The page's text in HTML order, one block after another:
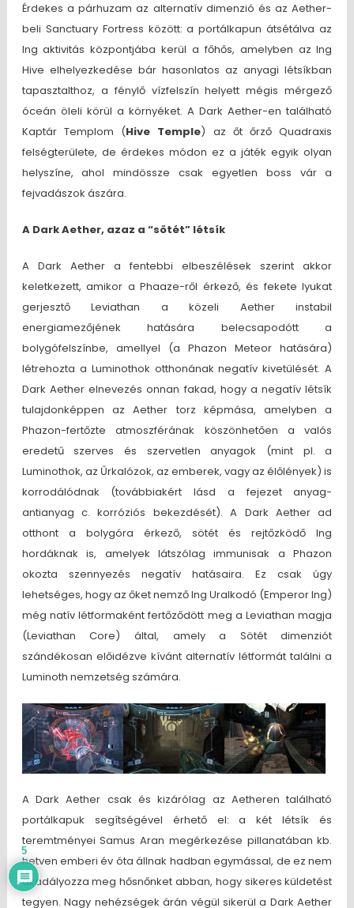
Érdekes a párhuzam az alternatív dimenzió és az Aether-
beli Sanctuary Fortress között: a portálkapun átsétálva az
Ing aktivitás központjába kerül a főhős, amelyben az Ing
Hive elhelyezkedése bár hasonlatos az anyagi létsíkban
tapasztalthoz, a fénylő vízfelszín helyett mégis mérgező
óceán öleli körül a környéket. A Dark Aether-en található
Kaptár Templom (Hive Temple) az őt őrző Quadraxis
felségterülete, de érdekes módon ez a játék egyik olyan
helyszíne, ahol mindössze csak egyetlen boss vár a
fejvadászok ászára.
A Dark Aether, azaz a “sötét” létsík
A Dark Aether a fentebbi elbeszélések szerint akkor
keletkezett, amikor a Phaaze-ről érkező, és fekete lyukat
gerjesztő Leviathan a közeli Aether instabil
energiamezőjének hatására belecsapodótt a
bolygófelszínbe, amellyel (a Phazon Meteor hatására)
létrehozta a Luminothok otthonának negatív kivetülését. A
Dark Aether elnevezés onnan fakad, hogy a negatív létsík
tulajdonképpen az Aether torz képmása, amelyben a
Phazon-fertőzte atmoszférának köszönhetően a valós
eredetű szerves és szervetlen anyagok (mint pl. a
Luminothok, az Űrkalózok, az emberek, vagy az élőlények) is
korrodálódnak (továbbiakért lásd a fejezet anyag-
antianyag c. korróziós bekezdését). A Dark Aether ad
otthont a bolygóra érkező, sötét és rejtőzködő Ing
hordáknak is, amelyek látszólag immunisak a Phazon
okozta szennyezés negatív hatásaira. Ez csak úgy
lehetséges, hogy az őket nemző Ing Uralkodó (Emperor Ing)
még natív létformaként fertőződött meg a Leviathan magja
(Leviathan Core) által, amely a Sötét dimenziót
szándékosan előidézve kívánt alternatív létformát találni a
Luminoth nemzetség számára.
A Dark Aether csak és kizárólag az Aetheren található
portálkapuk segítségével érhető el: a két létsík és
teremtményei Samus Aran megérkezése pillanatában kb.
hetven emberi év óta állnak hadban egymással, de ez nem
akadályozza meg hősnőnket abban, hogy sikeres küldetést
tegyen. Nagy nehézségek árán végül sikerül a Dark Aether
5